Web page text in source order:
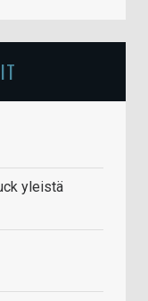
yleistä